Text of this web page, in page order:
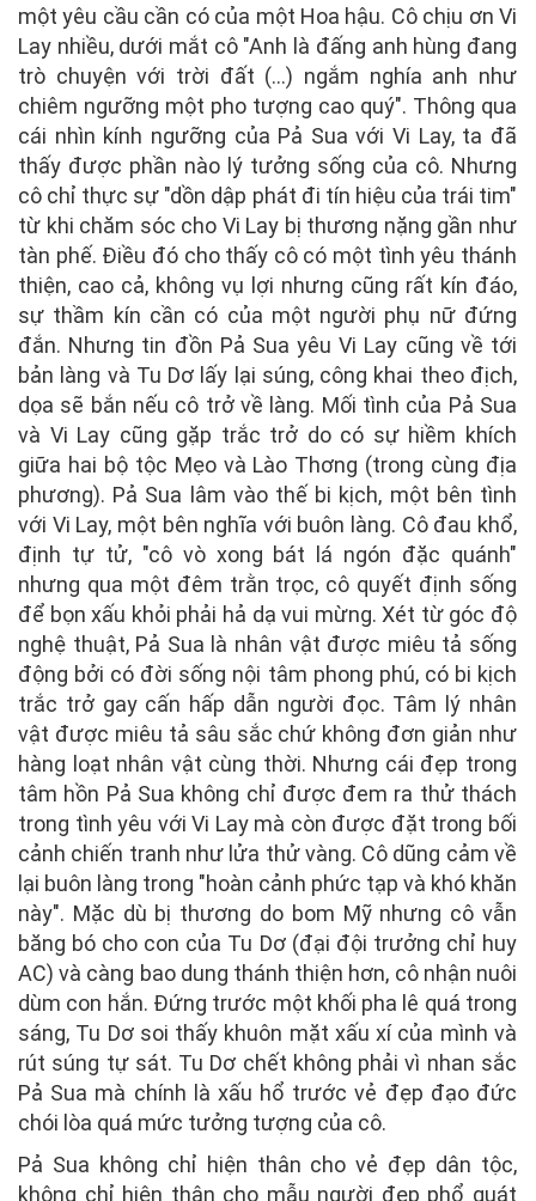
một yêu cầu cần có của một Hoa hậu. Cô chịu ơn Vi
Lay nhiều, dưới mắt cô "Anh là đấng anh hùng đang
trò chuyện với trời đất (...) ngắm nghía anh như
chiêm ngưỡng một pho tượng cao quý". Thông qua
cái nhìn kính ngưỡng của Pả Sua với Vi Lay, ta đã
thấy được phần nào lý tưởng sống của cô. Nhưng
cô chỉ thực sự "dồn dập phát đi tín hiệu của trái tim"
từ khi chăm sóc cho Vi Lay bị thương nặng gần như
tàn phế. Điều đó cho thấy cô có một tình yêu thánh
thiện, cao cả, không vụ lợi nhưng cũng rất kín đáo,
sự thầm kín cần có của một người phụ nữ đứng
đắn. Nhưng tin đồn Pả Sua yêu Vi Lay cũng về tới
bản làng và Tu Dơ lấy lại súng, công khai theo địch,
dọa sẽ bắn nếu cô trở về làng. Mối tình của Pả Sua
và Vi Lay cũng gặp trắc trở do có sự hiềm khích
giữa hai bộ tộc Mẹo và Lào Thơng (trong cùng địa
phương). Pả Sua lâm vào thế bi kịch, một bên tình
với Vi Lay, một bên nghĩa với buôn làng. Cô đau khổ,
định tự tử, "cô vò xong bát lá ngón đặc quánh"
nhưng qua một đêm trằn trọc, cô quyết định sống
để bọn xấu khỏi phải hả dạ vui mừng. Xét từ góc độ
nghệ thuật, Pả Sua là nhân vật được miêu tả sống
động bởi có đời sống nội tâm phong phú, có bi kịch
trắc trở gay cấn hấp dẫn người đọc. Tâm lý nhân
vật được miêu tả sâu sắc chứ không đơn giản như
hàng loạt nhân vật cùng thời. Nhưng cái đẹp trong
tâm hồn Pả Sua không chỉ được đem ra thử thách
trong tình yêu với Vi Lay mà còn được đặt trong bối
cảnh chiến tranh như lửa thử vàng. Cô dũng cảm về
lại buôn làng trong "hoàn cảnh phức tạp và khó khăn
này". Mặc dù bị thương do bom Mỹ nhưng cô vẫn
băng bó cho con của Tu Dơ (đại đội trưởng chỉ huy
AC) và càng bao dung thánh thiện hơn, cô nhận nuôi
dùm con hắn. Đứng trước một khối pha lê quá trong
sáng, Tu Dơ soi thấy khuôn mặt xấu xí của mình và
rút súng tự sát. Tu Dơ chết không phải vì nhan sắc
Pả Sua mà chính là xấu hổ trước vẻ đẹp đạo đức
chói lòa quá mức tưởng tượng của cô.
Pả Sua không chỉ hiện thân cho vẻ đẹp dân tộc,
không chỉ hiện thân cho mẫu người đẹp phổ quát